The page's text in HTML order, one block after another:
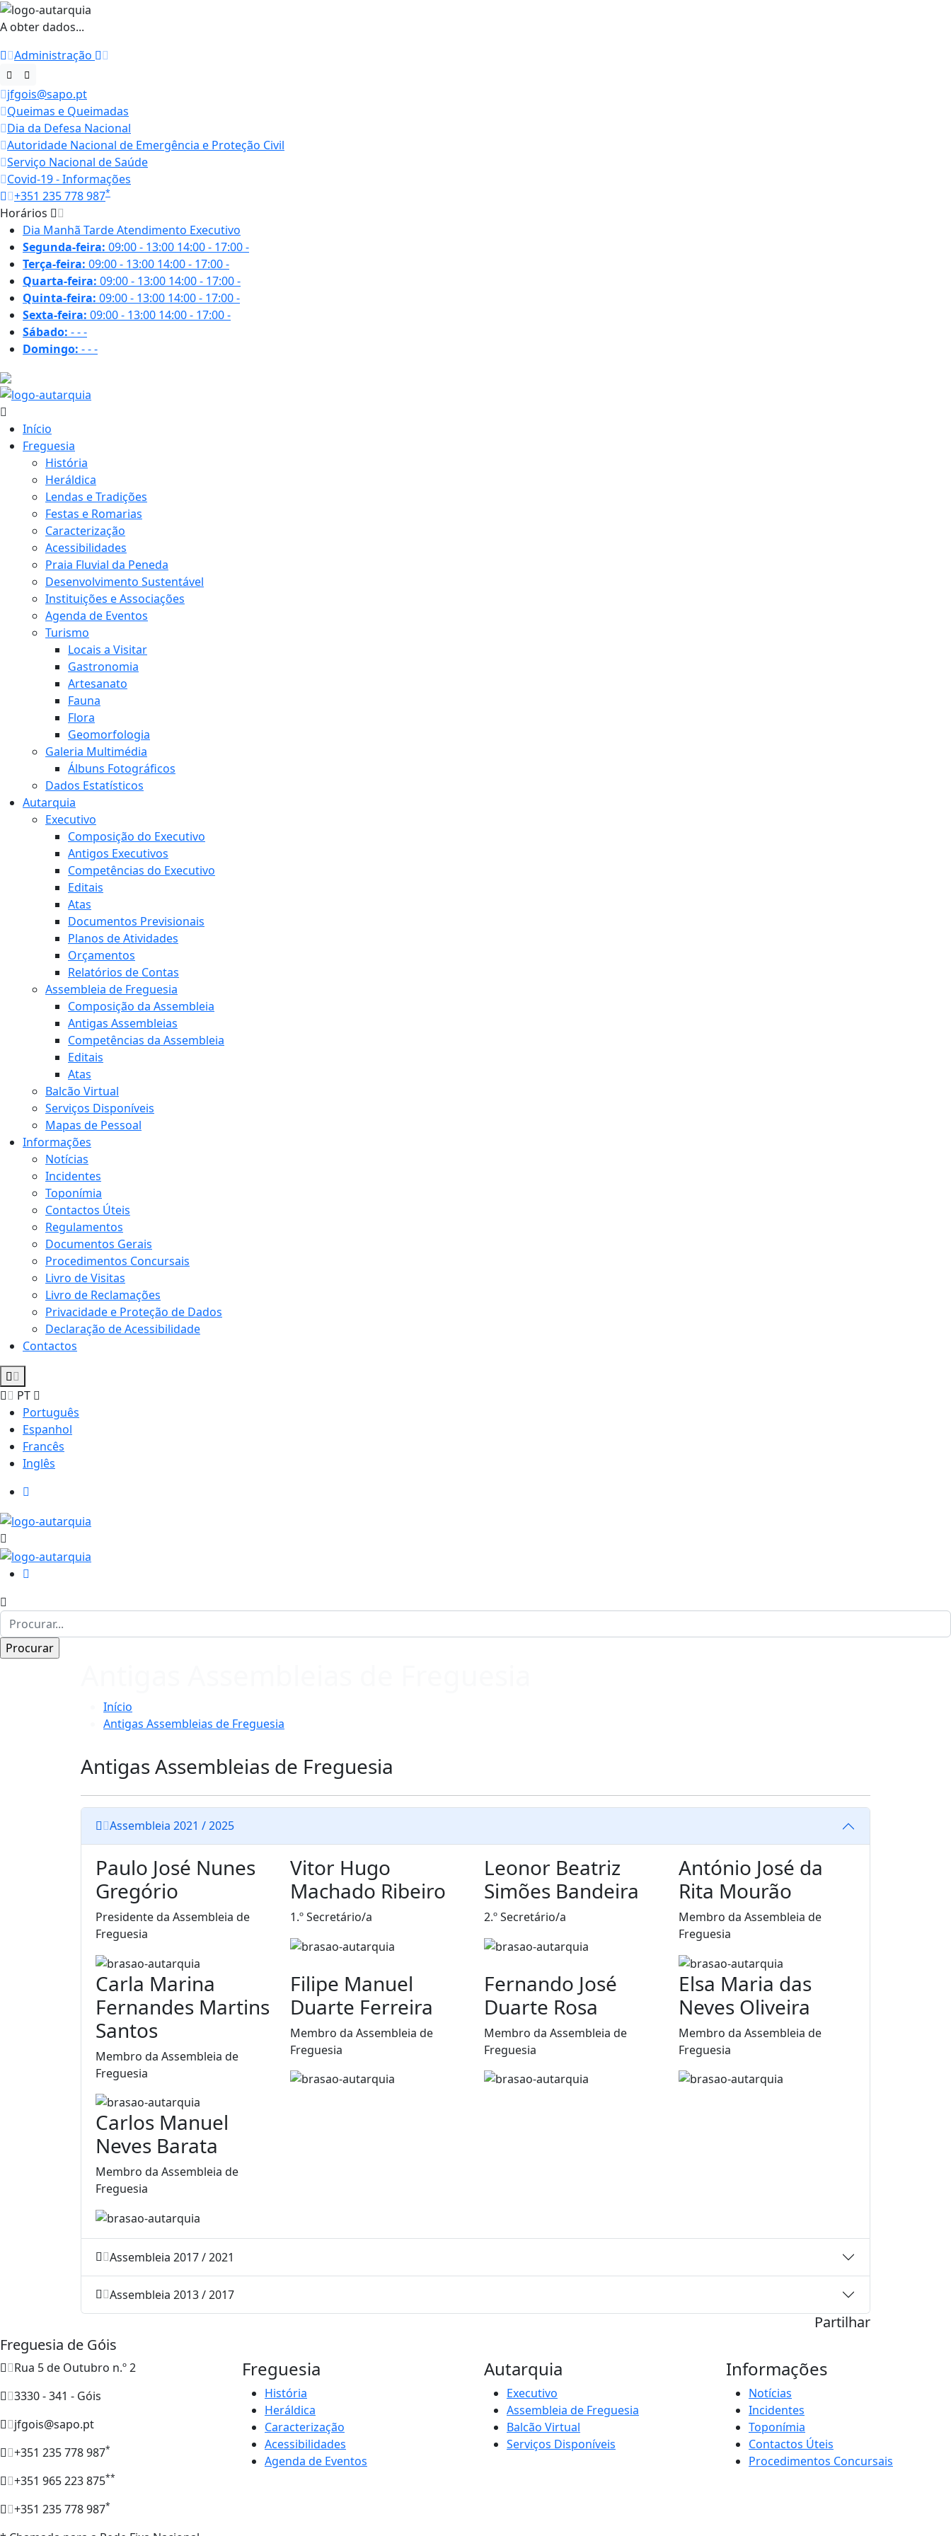
A obter dados...
Administração
jfgois@sapo.pt
Queimas e Queimadas
Dia da Defesa Nacional
Autoridade Nacional de Emergência e Proteção Civil
Serviço Nacional de Saúde
Covid-19 - Informações
+351 235 778 987*
Horários
Dia Manhã TardeAtendimento Executivo
Segunda-feira: 09:00 - 13:00 14:00 - 17:00-
Terça-feira: 09:00 - 13:00 14:00 - 17:00-
Quarta-feira: 09:00 - 13:00 14:00 - 17:00-
Quinta-feira: 09:00 - 13:00 14:00 - 17:00-
Sexta-feira: 09:00 - 13:00 14:00 - 17:00-
Sábado: ---
Domingo: ---
Início
Freguesia
História
Heráldica
Lendas e Tradições
Festas e Romarias
Caracterização
Acessibilidades
Praia Fluvial da Peneda
Desenvolvimento Sustentável
Instituições e Associações
Agenda de Eventos
Turismo
Locais a Visitar
Gastronomia
Artesanato
Fauna
Flora
Geomorfologia
Galeria Multimédia
Álbuns Fotográficos
Dados Estatísticos
Autarquia
Executivo
Composição do Executivo
Antigos Executivos
Competências do Executivo
Editais
Atas
Documentos Previsionais
Planos de Atividades
Orçamentos
Relatórios de Contas
Assembleia de Freguesia
Composição da Assembleia
Antigas Assembleias
Competências da Assembleia
Editais
Atas
Balcão Virtual
Serviços Disponíveis
Mapas de Pessoal
Informações
Notícias
Incidentes
Toponímia
Contactos Úteis
Regulamentos
Documentos Gerais
Procedimentos Concursais
Livro de Visitas
Livro de Reclamações
Privacidade e Proteção de Dados
Declaração de Acessibilidade
Contactos
PT
Português
Espanhol
Francês
Inglês
Início
Antigas Assembleias de Freguesia
Antigas Assembleias de Freguesia
Assembleia 2021 / 2025
Paulo José Nunes
Gregório
Presidente da Assembleia de
Freguesia
Vitor Hugo
Machado Ribeiro
1.º Secretário/a
Leonor Beatriz
Simões Bandeira
2.º Secretário/a
António José da
Rita Mourão
Membro da Assembleia de
Freguesia
Carla Marina
Fernandes Martins
Santos
Membro da Assembleia de
Freguesia
Filipe Manuel
Duarte Ferreira
Membro da Assembleia de
Freguesia
Fernando José
Duarte Rosa
Membro da Assembleia de
Freguesia
Elsa Maria das
Neves Oliveira
Membro da Assembleia de
Freguesia
Carlos Manuel
Neves Barata
Membro da Assembleia de
Freguesia
Assembleia 2017 / 2021
Assembleia 2013 / 2017
Partilhar
Freguesia de Góis
Rua 5 de Outubro n.º 2
3330 - 341 - Góis
jfgois@sapo.pt
+351 235 778 987*
+351 965 223 875**
+351 235 778 987*
Freguesia
História
Heráldica
Caracterização
Acessibilidades
Agenda de Eventos
Autarquia
Executivo
Assembleia de Freguesia
Balcão Virtual
Serviços Disponíveis
Informações
Notícias
Incidentes
Toponímia
Contactos Úteis
Procedimentos Concursais